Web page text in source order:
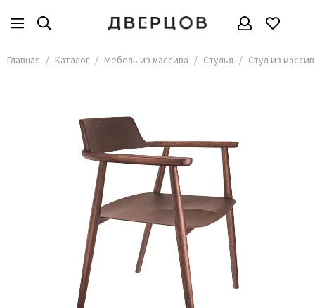
Мебель из массива
Все товары
Главная Каталог Мебель из массива Стулья Стул из